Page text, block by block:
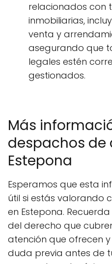
relacionados con
inmobiliarias,
venta y
asegurando que
legales estén
gestionados.
Más
despachos de
Estepona
Esperamos que esta
útil si estás
en Estepona.
del derecho que
atención que ofrecen
duda previa antes de